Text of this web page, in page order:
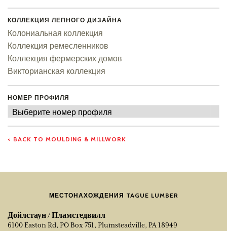
КОЛЛЕКЦИЯ ЛЕПНОГО ДИЗАЙНА
Колониальная коллекция
Коллекция ремесленников
Коллекция фермерских домов
Викторианская коллекция
НОМЕР ПРОФИЛЯ
Номер
Выберите номер профиля
< BACK TO MOULDING & MILLWORK
МЕСТОНАХОЖДЕНИЯ TAGUE LUMBER
Дойлстаун / Пламстедвилл
6100 Easton Rd, PO Box 751, Plumsteadville, PA 18949